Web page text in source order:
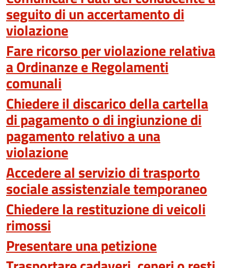
seguito di un accertamento di
violazione
Fare ricorso per violazione relativa
a Ordinanze e Regolamenti
comunali
Chiedere il discarico della cartella
di pagamento o di ingiunzione di
pagamento relativo a una
violazione
Accedere al servizio di trasporto
sociale assistenziale temporaneo
Chiedere la restituzione di veicoli
rimossi
Presentare una petizione